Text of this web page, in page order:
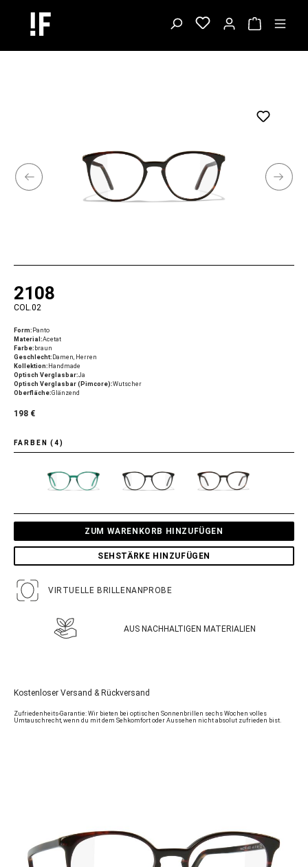
2108
COL.02
Form: Panto
Material:Acetat
Farbe: braun
Geschlecht: Damen, Herren
Kollektion: Handmade
Optisch Verglasbar:Ja
Optisch Verglasbar (Pimcore):Wutscher
Oberfläche:Glänzend
198 €
FARBEN (4)
ZUM WARENKORB HINZUFÜGEN
SEHSTÄRKE HINZUFÜGEN
VIRTUELLE BRILLENANPROBE
AUS NACHHALTIGEN MATERIALIEN
Kostenloser Versand & Rückversand
Zufriedenheits-Garantie: Wir bieten bei optischen Sonnenbrillen sechs Wochen volles
Umtauschrecht, wenn du mit dem Sehkomfort oder Aussehen nicht absolut zufrieden bist.